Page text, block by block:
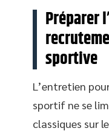
Préparer
sportive
L’entretien
sportif ne se
classiques sur